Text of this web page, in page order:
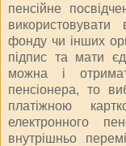
пенсійне
використовувати
фонду чи інших
підпис та мати
можна і
пенсіонера, то
платіжною
електронного
внутрішньо